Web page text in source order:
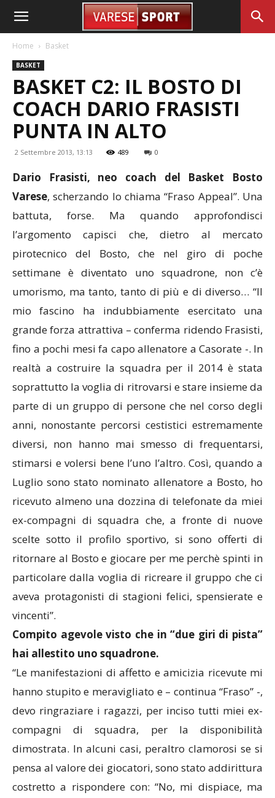
Home Basket
BASKET
BASKET C2: IL BOSTO DI
COACH DARIO FRASISTI
PUNTA IN ALTO
2 Settembre 2013, 13:13 489 0
Dario Frasisti, neo coach del Basket Bosto
Varese, scherzando lo chiama “Fraso Appeal”. Una
battuta, forse. Ma quando approfondisci
l’argomento capisci che, dietro al mercato
pirotecnico del Bosto, che nel giro di poche
settimane è diventato uno squadrone, non c’è
umorismo, ma tanto, tanto di più e di diverso… “Il
mio fascino ha indubbiamente esercitato una
grande forza attrattiva – conferma ridendo Frasisti,
fino a pochi mesi fa capo allenatore a Casorate -. In
realtà a costruire la squadra per il 2014 è stata
soprattutto la voglia di ritrovarsi e stare insieme da
parte di un gruppo di persone che nel corso degli
anni, nonostante percorsi cestistici estremamente
diversi, non hanno mai smesso di frequentarsi,
stimarsi e volersi bene l’uno l’altro. Così, quando a
Luglio sono stato nominato allenatore a Bosto, ho
ricevuto almeno una dozzina di telefonate da miei
ex-compagni di squadra che, a fronte di nuove
scelte sotto il profilo sportivo, si sono offerti di
ritornare al Bosto e giocare per me perchè spinti in
particolare dalla voglia di ricreare il gruppo che ci
aveva protagonisti di stagioni felici, spensierate e
vincenti”.
Compito agevole visto che in “due giri di pista”
hai allestito uno squadrone.
“Le manifestazioni di affetto e amicizia ricevute mi
hanno stupito e meravigliato e – continua “Fraso” -,
devo ringraziare i ragazzi, per inciso tutti miei ex-
compagni di squadra, per la disponibilità
dimostrata. In alcuni casi, peraltro clamorosi se si
pensa al valore dei giocatori, sono stato addirittura
costretto a rispondere con: “No, mi dispiace, ma